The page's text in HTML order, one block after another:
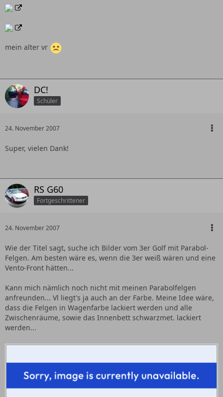
mein alter vr
DC!
Schüler
24. November 2007
Super, vielen Dank!
RS G60
Fortgeschrittener
24. November 2007
Wie der Titel sagt, suche ich Bilder vom 3er Golf mit Parabol-
Felgen. Am besten wäre es, wenn die 3er weiß wären und eine
Vento-Front hätten...
Kann mich nämlich noch nicht mit meinen Parabolfelgen
anfreunden... Vl liegt's ja auch an der Farbe. Meine Idee wäre,
dass die Felgen in Wagenfarbe lackiert werden und alle
Zwischenräume, sowie das Innenbett schwarzmet. lackiert
werden...